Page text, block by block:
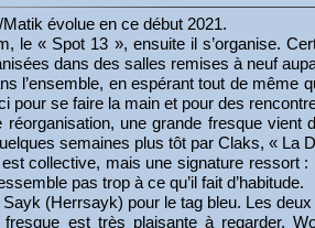
évolue en ce début 2021.
le « Spot 13 », ensuite il s’organise.
dans des salles remises à neuf
l’ensemble, en espérant tout de même
pour se faire la main et pour des
une grande fresque vient
semaines plus tôt par Claks, « La
collective, mais une signature ressort
pas trop à ce qu’il fait d’habitude.
(Herrsayk) pour le tag bleu. Les
fresque est très plaisante à regarder.